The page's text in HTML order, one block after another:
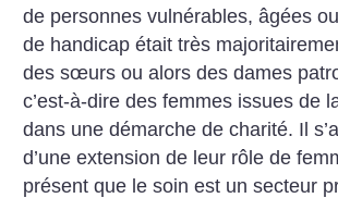
de personnes vulnérables, âgées
de handicap était très
des sœurs ou alors des dames
c’est-à-dire des femmes issues de
dans une démarche de charité. Il
d’une extension de leur rôle de
présent que le soin est un secteur